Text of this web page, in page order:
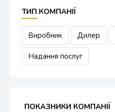
ТИП КОМПАНІЇ
Виробник Дилер
Надання послуг
ПОКАЗНИКИ КОМПАНІЇ